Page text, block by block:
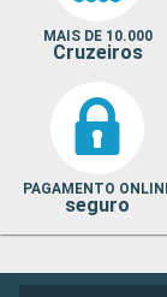
MAIS DE 10.000
Cruzeiros
PAGAMENTO
seguro